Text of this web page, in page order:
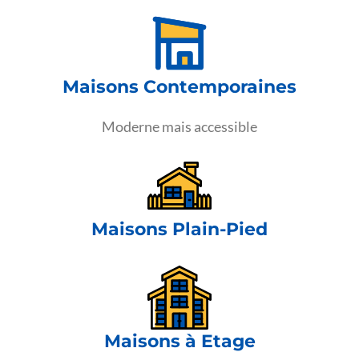
Maisons Contemporaines
Moderne mais accessible
Maisons Plain-Pied
Maisons à Etage